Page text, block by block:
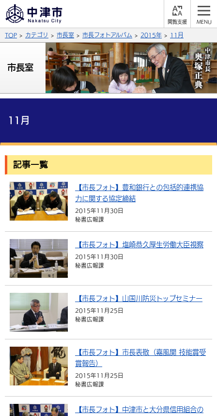
支
よみあげる
背景色
青
文字の大きさ
拡大 標準 縮小
英語（English） 中国語（簡体字）
中国語（繁体字）
組織案内
サイト内検索
くらしの情報
届出・登録・証明
福祉・介護 健康・予防
税金 住宅・インフラ
選挙 外国人の方向け情報
事業者の方へ
入札・契約 産業・雇用
農林水産業 税金
子育て・教育
施設情報 子どもを預ける
手当・助成 健康・医療
相談・支援・情報 計画・施策
観光・移住
観光なび スポットを探す
遊ぶ・体験する
買う・おみやげ
移住・定住
市政情報
中津市について
地方創生・地域活性化
行政・計画
TOP カテゴリ 市長室 市長フォトアルバム 2015年 11月
市長室
11月
記事一覧
【市長フォト】豊和銀行との包括的連携協
力に関する協定締結
2015年11月30日
秘書広報課
【市長フォト】塩崎恭久厚生労働大臣視察
2015年11月30日
秘書広報課
【市長フォト】山国川防災トップセミナー
2015年11月25日
秘書広報課
【市長フォト】市長表敬（嘉風関 技能賞受
賞報告）
2015年11月25日
秘書広報課
【市長フォト】中津市と大分県信用組合の